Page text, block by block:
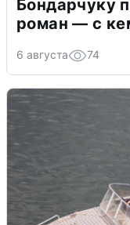
Бондарчуку
роман — с
6 августа 74